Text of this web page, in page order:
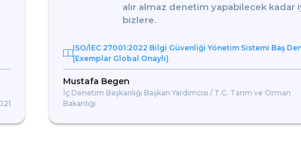
alır almaz denetim yapabilecek kadar
bizlere.
ISO/IEC 27001:2022 Bilgi Güvenliği Yönetim Sistemi Baş
(Exemplar Global Onaylı)
Mustafa Begen
İç Denetim Başkanlığı Başkan Yardımcısı / T.C. Tarım ve Orman
Bakanlığı